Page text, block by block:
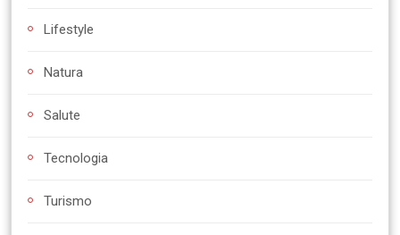
Lifestyle
Natura
Salute
Tecnologia
Turismo